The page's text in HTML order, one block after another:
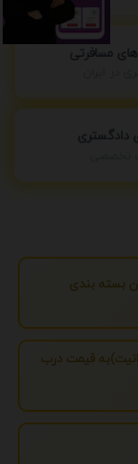
مسافرتی
دادگستری
بسته بندی
قیمت درب